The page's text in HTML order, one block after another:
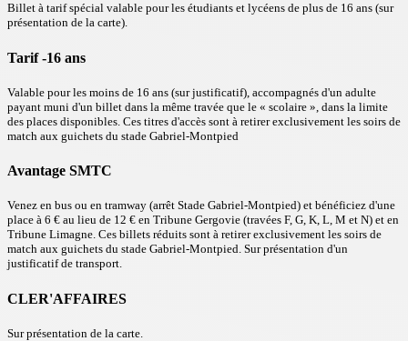
Billet à tarif spécial valable pour les étudiants et lycéens de plus de 16 ans (sur
présentation de la carte).
Tarif -16 ans
Valable pour les moins de 16 ans (sur justificatif), accompagnés d'un adulte
payant muni d'un billet dans la même travée que le « scolaire », dans la limite
des places disponibles. Ces titres d'accès sont à retirer exclusivement les soirs de
match aux guichets du stade Gabriel-Montpied
Avantage SMTC
Venez en bus ou en tramway (arrêt Stade Gabriel-Montpied) et bénéficiez d'une
place à 6 € au lieu de 12 € en Tribune Gergovie (travées F, G, K, L, M et N) et en
Tribune Limagne. Ces billets réduits sont à retirer exclusivement les soirs de
match aux guichets du stade Gabriel-Montpied. Sur présentation d'un
justificatif de transport.
CLER'AFFAIRES
Sur présentation de la carte.